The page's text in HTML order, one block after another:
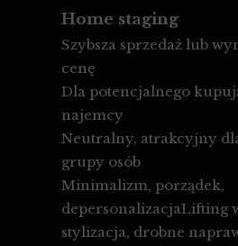
Home staging
Szybsza sprzedaż lub
cenę
Dla potencjalnego
najemcy
Neutralny, atrakcyjny
grupy osób
Minimalizm, porządek,
depersonalizacjaLifting
stylizacja, drobne